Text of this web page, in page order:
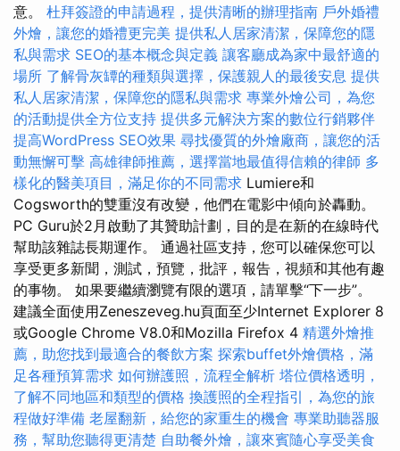
意。 杜拜簽證的申請過程，提供清晰的辦理指南 戶外婚禮
外燴，讓您的婚禮更完美 提供私人居家清潔，保障您的隱
私與需求 SEO的基本概念與定義 讓客廳成為家中最舒適的
場所 了解骨灰罈的種類與選擇，保護親人的最後安息 提供
私人居家清潔，保障您的隱私與需求 專業外燴公司，為您
的活動提供全方位支持 提供多元解決方案的數位行銷夥伴
提高WordPress SEO效果 尋找優質的外燴廠商，讓您的活
動無懈可擊 高雄律師推薦，選擇當地最值得信賴的律師 多
樣化的醫美項目，滿足你的不同需求 Lumiere和
Cogsworth的雙重沒有改變，他們在電影中傾向於轟動。
PC Guru於2月啟動了其贊助計劃，目的是在新的在線時代
幫助該雜誌長期運作。 通過社區支持，您可以確保您可以
享受更多新聞，測試，預覽，批評，報告，視頻和其他有趣
的事物。 如果要繼續瀏覽有限的選項，請單擊“下一步”。
建議全面使用Zeneszeveg.hu頁面至少Internet Explorer 8
或Google Chrome V8.0和Mozilla Firefox 4 精選外燴推
薦，助您找到最適合的餐飲方案 探索buffet外燴價格，滿
足各種預算需求 如何辦護照，流程全解析 塔位價格透明，
了解不同地區和類型的價格 換護照的全程指引，為您的旅
程做好準備 老屋翻新，給您的家重生的機會 專業助聽器服
務，幫助您聽得更清楚 自助餐外燴，讓來賓隨心享受美食